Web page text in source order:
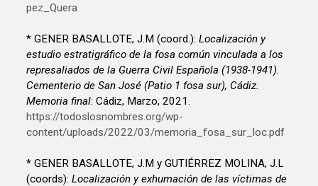
pez_Quera
* GENER BASALLOTE, J.M (coord.):Localización y
estudio estratigráfico de la fosa común vinculada a los
represaliados de la Guerra Civil Española (1938-1941).
Cementerio de San José (Patio 1 fosa sur), Cádiz.
Memoria final: Cádiz, Marzo, 2021.
https://todoslosnombres.org/wp-
content/uploads/2022/03/memoria_fosa_sur_loc.pdf
* GENER BASALLOTE, J.M y GUTIÉRREZ MOLINA, J.L
(coords):Localización y exhumación de las víctimas de